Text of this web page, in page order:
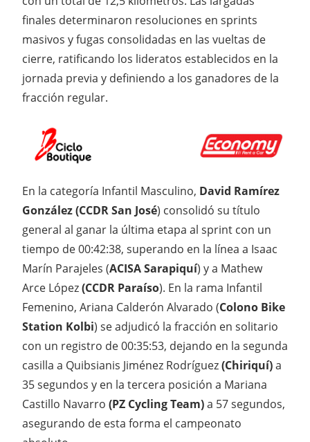
finales determinaron resoluciones en sprints
masivos y fugas consolidadas en las vueltas de
cierre, ratificando los lideratos establecidos en la
jornada previa y definiendo a los ganadores de la
fracción regular.
En la categoría Infantil Masculino, David Ramírez
González(CCDR San José) consolidó su título
general al ganar la última etapa al sprint con un
tiempo de 00:42:38, superando en la línea a Isaac
Marín Parajeles (ACISA Sarapiquí) y a Mathew
Arce López(CCDR Paraíso). En la rama Infantil
Femenino, Ariana Calderón Alvarado (Colono Bike
Station Kolbi) se adjudicó la fracción en solitario
con un registro de 00:35:53, dejando en la segunda
casilla a Quibsianis Jiménez Rodríguez(Chiriquí)a
35 segundos y en la tercera posición a Mariana
Castillo Navarro (PZ Cycling Team)a 57 segundos,
asegurando de esta forma el campeonato